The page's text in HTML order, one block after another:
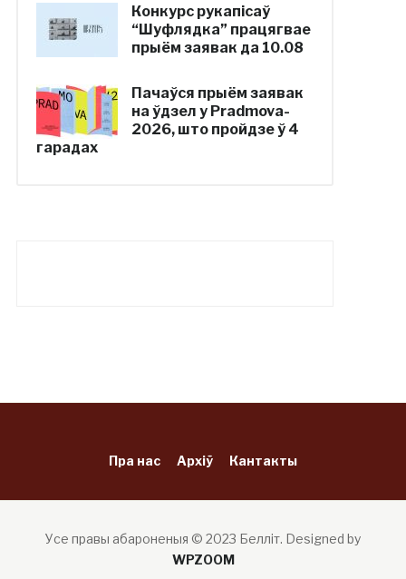
Конкурс рукапісаў
“Шуфлядка” працягвае
прыём заявак да 10.08
Пачаўся прыём заявак
на ўдзел у Pradmova-
2026, што пройдзе ў 4
гарадах
Пра нас Архіў Кантакты
Усе правы абароненыя © 2023 Белліт. Designed by
WPZOOM